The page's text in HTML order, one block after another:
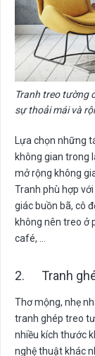
Tranh treo tường
sự thoải mái và
Lựa chọn những
không gian trong
mở rộng không
Tranh phù hợp
giác buồn bã, cô
không nên treo ở
café, …
2. Tranh
Thơ mộng, nhẹ
tranh ghép treo
nhiều kích thước
nghệ thuật khác